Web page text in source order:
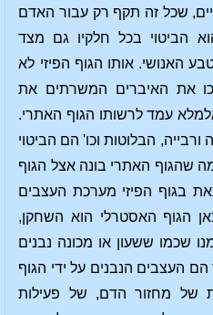
שכל זה תקף רק עבור האדם
הביטוי בכל חלקיו גם מצד
האנושי. אותו הגוף הפיזי לא
את האיברים המשרתים את
עמד לרשותו הגוף האתרי.
הבלוטות וכו' הם הביטוי
שהגוף האתרי בונה אצל הגוף
בגוף הפיזי מערכת העצבים
הגוף האסטרלי הוא השחקן,
שכמו ששעון או מכונה נבנים
הם העצבים הנבנים על ידי הגוף
של מחזור הדם, של פעילות